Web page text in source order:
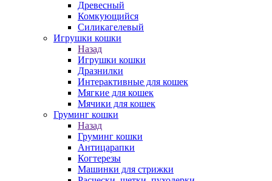
Древесный
Комкующийся
Силикагелевый
Игрушки кошки
Назад
Игрушки кошки
Дразнилки
Интерактивные для кошек
Мягкие для кошек
Мячики для кошек
Груминг кошки
Назад
Груминг кошки
Антицарапки
Когтерезы
Машинки для стрижки